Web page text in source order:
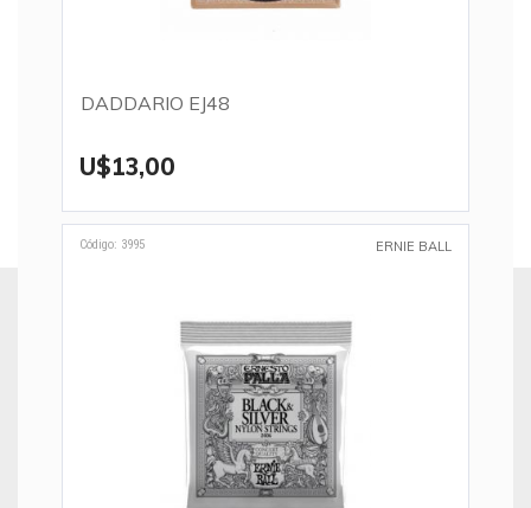
DADDARIO EJ48
U$13,00
Código: 3995 ERNIE BALL